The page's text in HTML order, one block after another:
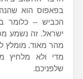
בפאפוס הוא
הכביש – כלומר
ישראל. זה נשמע
מהר מאוד. מומלץ
מדי ולא מלחיץ
שלפניכם.